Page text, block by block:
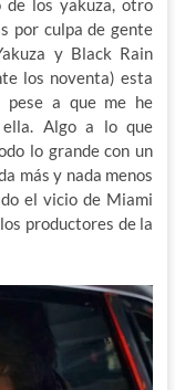
los yakuza, otro
por culpa de gente
y Black Rain
los noventa) esta
pese a que me he
ella. Algo a lo que
lo grande con un
más y nada menos
el vicio de Miami
productores de la